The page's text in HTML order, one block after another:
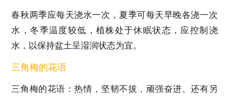
春秋两季应每天浇水一次，夏季可每天早晚各浇一次
水，冬季温度较低，植株处于休眠状态，应控制浇
水，以保持盆土呈湿润状态为宜。
三角梅的花语
三角梅的花语：热情，坚韧不拔，顽强奋进。还有另